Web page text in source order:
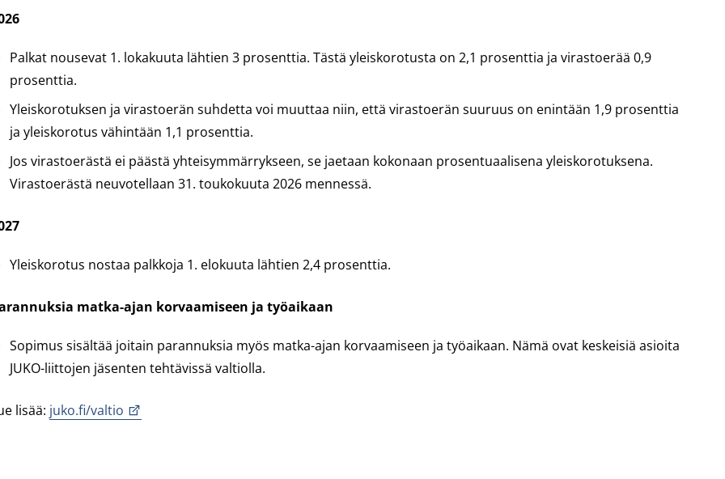
Palkat nousevat 1. lokakuuta lähtien 3 prosenttia. Tästä yleiskorotusta on 2,1 prosenttia ja virastoerää 0,9
prosenttia.
Yleiskorotuksen ja virastoerän suhdetta voi muuttaa niin, että virastoerän suuruus on enintään 1,9 prosenttia
ja yleiskorotus vähintään 1,1 prosenttia.
Jos virastoerästä ei päästä yhteisymmärrykseen, se jaetaan kokonaan prosentuaalisena yleiskorotuksena.
Virastoerästä neuvotellaan 31. toukokuuta 2026 mennessä.
Yleiskorotus nostaa palkkoja 1. elokuuta lähtien 2,4 prosenttia.
matka-ajan korvaamiseen ja työaikaan
Sopimus sisältää joitain parannuksia myös matka-ajan korvaamiseen ja työaikaan. Nämä ovat keskeisiä asioita
JUKO-liittojen jäsenten tehtävissä valtiolla.
lisää: juko.fi/valtio